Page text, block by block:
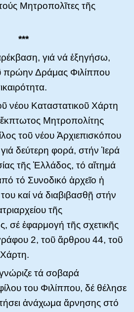
Μητροπολῖτες τῆς
***
γιά νά ἐξηγήσω,
Δράμας Φιλίππου
νέου Καταστατικοῦ Χάρτη
Μητροπολίτης
τοῦ νέου Ἀρχιεπισκόπου
δεύτερη φορά, στήν Ἱερά
τῆς Ἑλλάδος, τό αἴτημά
τό Συνοδικό ἀρχεῖο ἡ
καί νά διαβιβασθῇ στήν
τῆς
σέ ἐφαρμογή τῆς σχετικῆς
2, τοῦ ἄρθρου 44, τοῦ
τά σοβαρά
του Φιλίππου, δέ θέλησε
ἀνάχωμα ἄρνησης στό